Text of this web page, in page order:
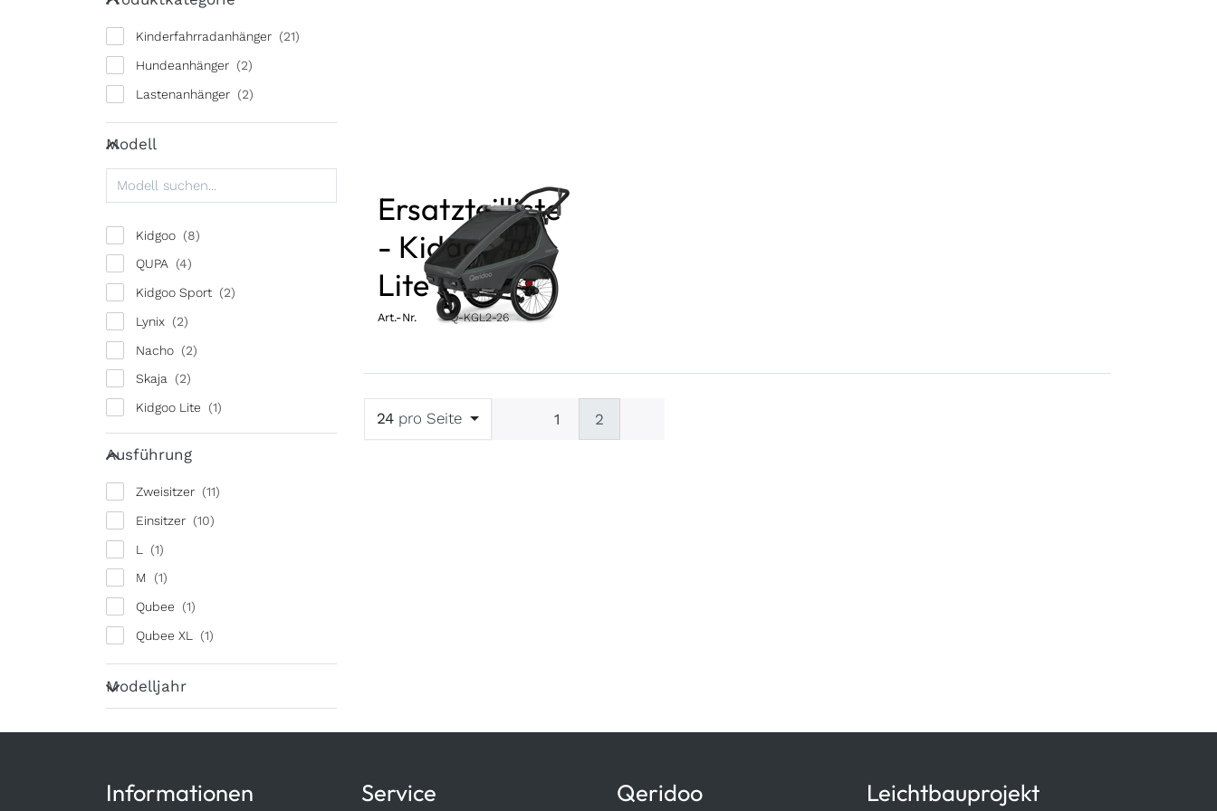
Kinderfahrradanhänger
Hundeanhänger
Lastenanhänger
Modell
Modell
Kidgoo
QUPA
Kidgoo Sport
Lynix
Nacho
Skaja
Kidgoo Lite
Qubee
Qubee XL
Sportrex
Ausführung
Ausführung
Zweisitzer
Einsitzer
L
M
Qubee
Qubee XL
Modelljahr
Modelljahr
Ersatzteilliste
- Kidgoo 2
Lite
Art.-Nr. Q-KGL2-26
Ergebnisse pro Seite
24pro Seite 1 2
Informationen Service Qeridoo Leichtbauprojekt